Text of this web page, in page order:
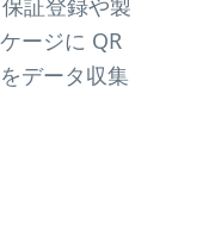
証登録や製
ージに QR
データ収集